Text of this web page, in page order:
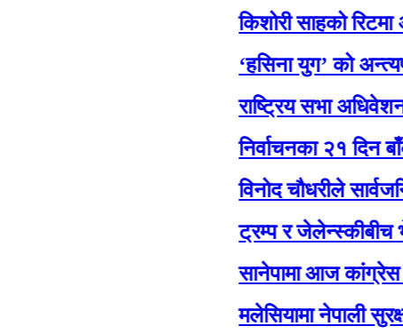
किशोरी साहको रिटमा
‘हसिना युग’ को अन्त्यपछि
राष्ट्रिय सभा अधिवेशन अन्त्य
निर्वाचनका २१ दिन बाँकीः
विनोद चौधरीले सार्वजनिक गरे
ट्रम्प र जेलेन्स्कीबीच भेटवार्ता
सानेपामा आज कांग्रेस
मलेसियामा नेपाली सुरक्षा